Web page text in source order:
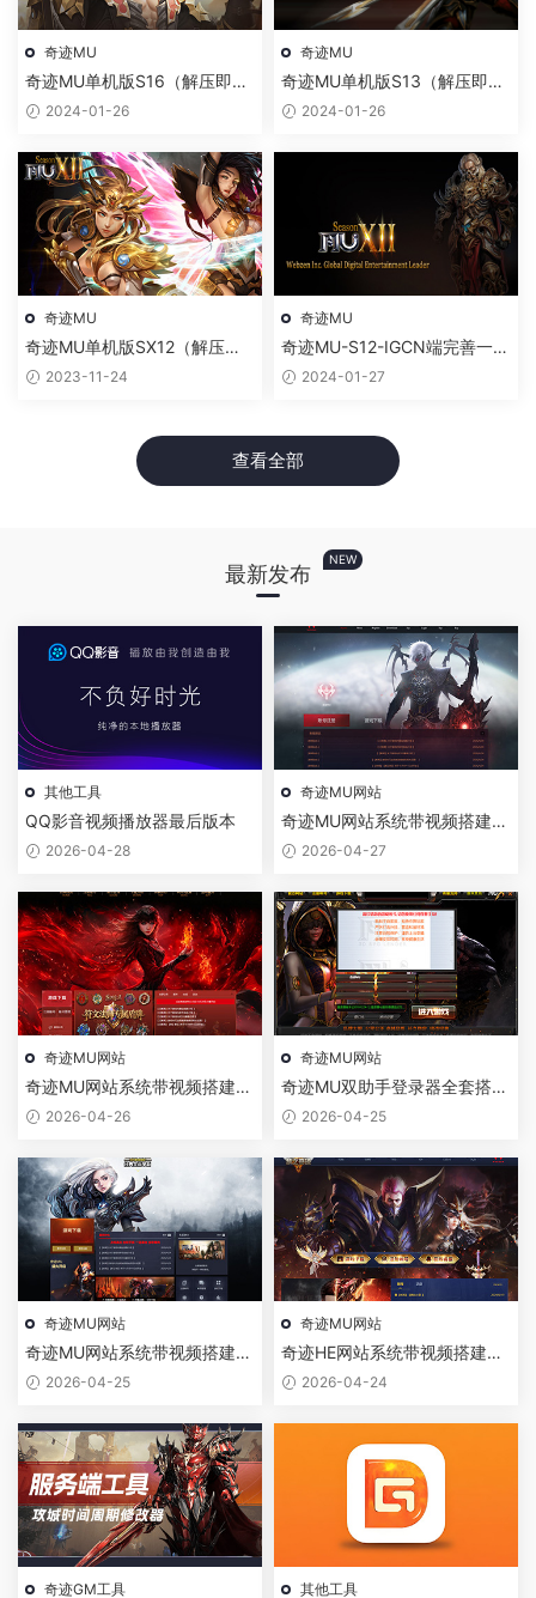
奇迹MU
奇迹MU单机版S16（解压即
玩）2024-01-26
奇迹MU
奇迹MU单机版S13（解压即
玩）2024-01-26
奇迹MU
奇迹MU单机版SX12（解压即
玩）2023-11-24
奇迹MU
奇迹MU-S12-IGCN端完善一键
启动（解压即玩）
2024-01-27
查看全部
最新发布
NEW
其他工具
QQ影音视频播放器最后版本
2026-04-28
奇迹MU网站
奇迹MU网站系统带视频搭建教
程-黑色极简风格模板
2026-04-27
奇迹MU网站
奇迹MU网站系统带视频搭建教
程 2026-04-26
奇迹MU网站
奇迹MU双助手登录器全套搭建
带视频教程
2026-04-25
奇迹MU网站
奇迹MU网站系统带视频搭建教
程 2026-04-25
奇迹MU网站
奇迹HE网站系统带视频搭建教
程 2026-04-24
奇迹GM工具 其他工具